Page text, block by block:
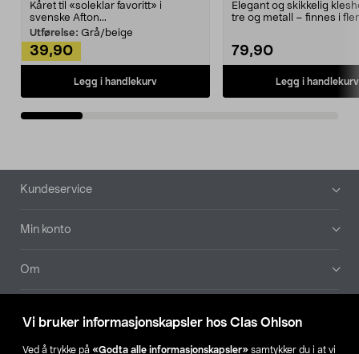
Vi bruker informasjonskapsler hos Clas Ohlson
Ved å trykke på «Godta alle informasjonskapsler» samtykker du i at vi
Kåret til «soleklar favoritt» i
svenske Afton...
Utførelse: Grå/beige
39,90
Legg i handlekurv
Elegant og skikkelig
tre og metall – finnes i
79,90
Legg i handlekurv
Bunntekst
Kundeservice
Min konto
Om
Våre selskaper